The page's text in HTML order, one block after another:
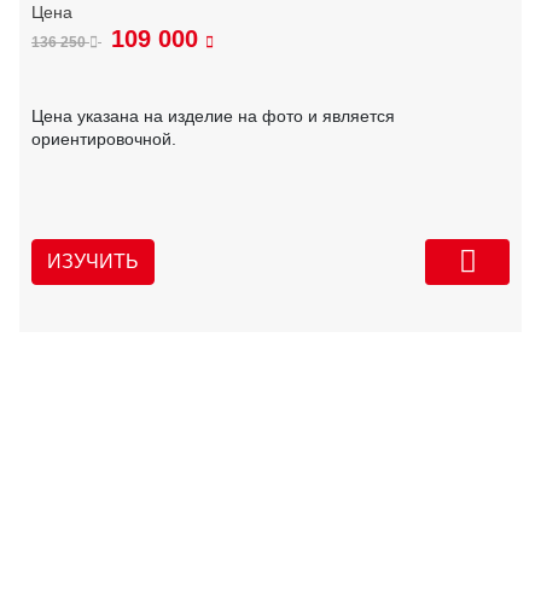
136 250 109 000
Цена указана на изделие на фото и является
ориентировочной.
ИЗУЧИТЬ